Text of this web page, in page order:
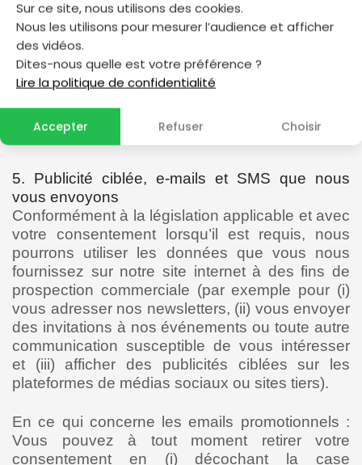
Sur ce site, nous utilisons des cookies.
Nous les utilisons pour mesurer l’audience et afficher
des vidéos.
Dites-nous quelle est votre préférence ?
Lire la politique de confidentialité
Accepter Refuser Choisir
services de connexion mis à disposition par nos
partenaires commerciaux, leurs politiques de
confidentialité vous est également opposable.
Nous n’avons aucun contrôle sur la collecte ou
le traitement de vos données mis en œuvre par
plateforme.
5. Publicité ciblée, e-mails et SMS que nous
vous envoyons
Conformément à la législation applicable et avec
votre consentement lorsqu’il est requis, nous
pourrons utiliser les données que vous nous
fournissez sur notre site internet à des fins de
prospection commerciale (par exemple pour (i)
vous adresser nos newsletters, (ii) vous envoyer
des invitations à nos événements ou toute autre
communication susceptible de vous intéresser
et (iii) afficher des publicités ciblées sur les
plateformes de médias sociaux ou sites tiers).
En ce qui concerne les emails promotionnels :
Vous pouvez à tout moment retirer votre
consentement en (i) décochant la case